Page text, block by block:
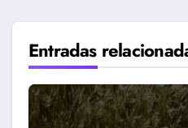
Entradas